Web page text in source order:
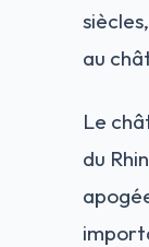
au
Le
du